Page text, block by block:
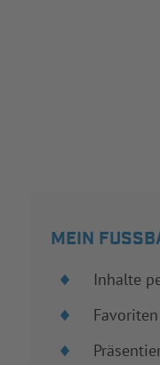
MEIN
Inhalte